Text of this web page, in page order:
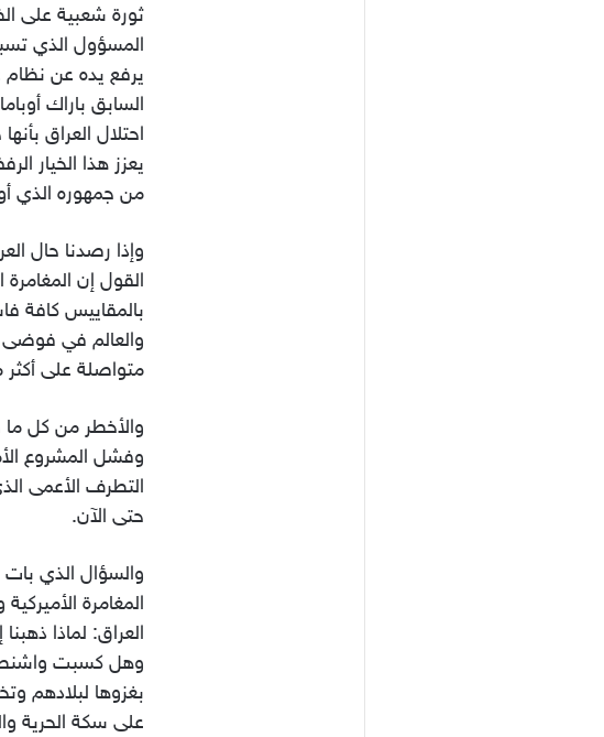
ثورة شعبية على
المسؤول الذي
يرفع يده عن نظام
السابق باراك
احتلال العراق
يعزز هذا الخيار
من جمهوره الذي
القول إن
بالمقاييس كافة
والعالم في فوضى
متواصلة على
والأخطر من كل ما
وفشل المشروع
التطرف الأعمى
حتى الآن.
والسؤال الذي
المغامرة
العراق: لماذا
وهل كسبت
بغزوها لبلادهم
على سكة الحرية